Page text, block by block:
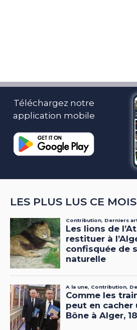
Téléchargez notre
application mobile
LES PLUS LUS CE MOIS